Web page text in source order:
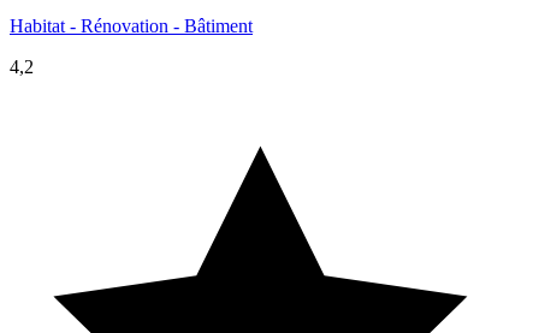
Habitat - Rénovation - Bâtiment
4,2